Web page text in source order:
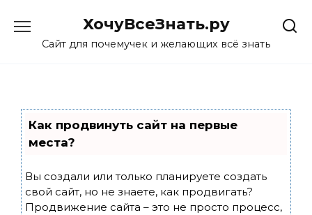
content
ХочуВсеЗнать.ру
Сайт для почемучек и желающих всё знать
Как продвинуть сайт на первые
места?
Вы создали или только планируете создать
свой сайт, но не знаете, как продвигать?
Продвижение сайта – это не просто процесс,